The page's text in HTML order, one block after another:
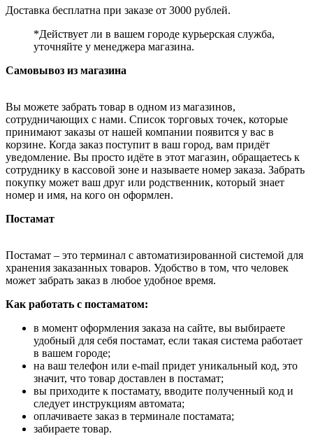
Доставка бесплатна при заказе от 3000 рублей.
*Действует ли в вашем городе курьерская служба,
уточняйте у менеджера магазина.
Самовывоз из магазина
Вы можете забрать товар в одном из магазинов,
сотрудничающих с нами. Список торговых точек, которые
принимают заказы от нашей компании появится у вас в
корзине. Когда заказ поступит в ваш город, вам придёт
уведомление. Вы просто идёте в этот магазин, обращаетесь к
сотруднику в кассовой зоне и называете номер заказа. Забрать
покупку может ваш друг или родственник, который знает
номер и имя, на кого он оформлен.
Постамат
Постамат – это терминал с автоматизированной системой для
хранения заказанных товаров. Удобство в том, что человек
может забрать заказ в любое удобное время.
Как работать с постаматом:
в момент оформления заказа на сайте, вы выбираете
удобный для себя постамат, если такая система работает
в вашем городе;
на ваш телефон или e-mail придет уникальный код, это
значит, что товар доставлен в постамат;
вы приходите к постамату, вводите полученный код и
следует инструкциям автомата;
оплачиваете заказ в терминале постамата;
забираете товар.